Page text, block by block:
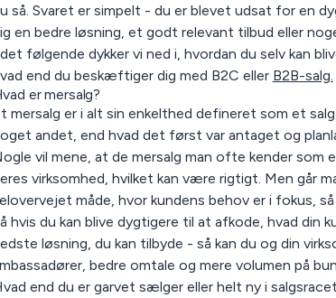
så. Svaret er simpelt - du er blevet udsat for en
en bedre løsning, et godt relevant tilbud eller
følgende dykker vi ned i, hvordan du selv kan
end du beskæftiger dig med B2C eller B2B-salg.
er mersalg?
mersalg er i alt sin enkelthed defineret som et
andet, end hvad det først var antaget og
vil mene, at de mersalg man ofte kender som
virksomhed, hvilket kan være rigtigt. Men går
måde, hvor kundens behov er i fokus,
hvis du kan blive dygtigere til at afkode, hvad din
løsning, du kan tilbyde - så kan du og din
bedre omtale og mere volumen på
end du er garvet sælger eller helt ny i